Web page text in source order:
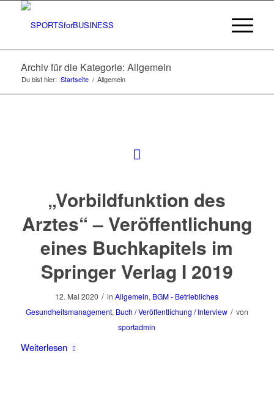
Archiv für die Kategorie: Allgemein
Du bist hier: Startseite / Allgemein
„Vorbildfunktion des
Arztes“ – Veröffentlichung
eines Buchkapitels im
Springer Verlag I 2019
12. Mai 2020 / inAllgemein, BGM - Betriebliches
Gesundheitsmanagement, Buch / Veröffentlichung / Interview / von
sportadmin
Weiterlesen